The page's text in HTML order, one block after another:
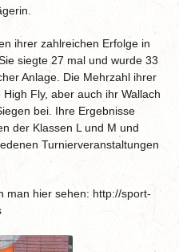
ihrer zahlreichen Erfolge in
siegte 27 mal und wurde 33
Anlage. Die Mehrzahl ihrer
Fly, aber auch ihr Wallach
bei. Ihre Ergebnisse
der Klassen L und M und
Turnierveranstaltungen
man hier sehen: http://sport-